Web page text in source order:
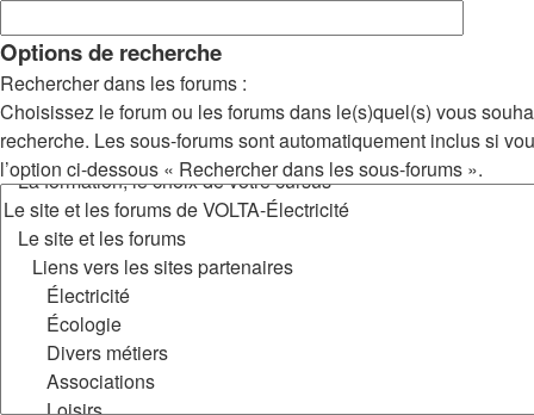
Options de recherche
Rechercher dans les forums :
Choisissez le forum ou les forums dans le(s)quel(s) vous
recherche. Les sous-forums sont automatiquement inclus si
l’option ci-dessous « Rechercher dans les sous-forums ».